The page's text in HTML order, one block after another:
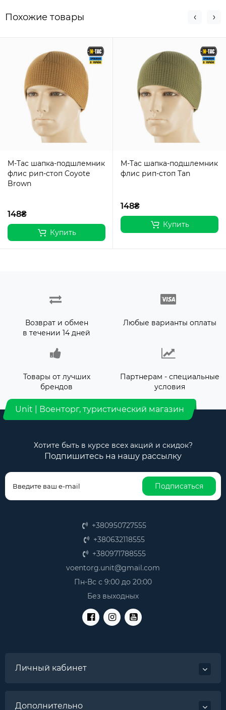
Похожие товары
M-Tac шапка-подшлемник
флис рип-стоп Coyote
Brown
148₴
Купить
M-Tac шапка-подшлемник
флис рип-стоп Tan
148₴
Купить
Возврат и обмен
в течении 14 дней
Любые варианты оплаты
Товары от лучших
брендов
Партнерам - специальные
условия
Unit | Военторг, туристический магазин
Хотите быть в курсе всех акций и скидок?
Подпишитесь на нашу рассылку
Подписаться
+380950727555
+380632118555
+380971788555
voentorg.unit@gmail.com
Пн-Вс с 9:00 до 20:00
Без выходных
Личный кабинет
Дополнительно